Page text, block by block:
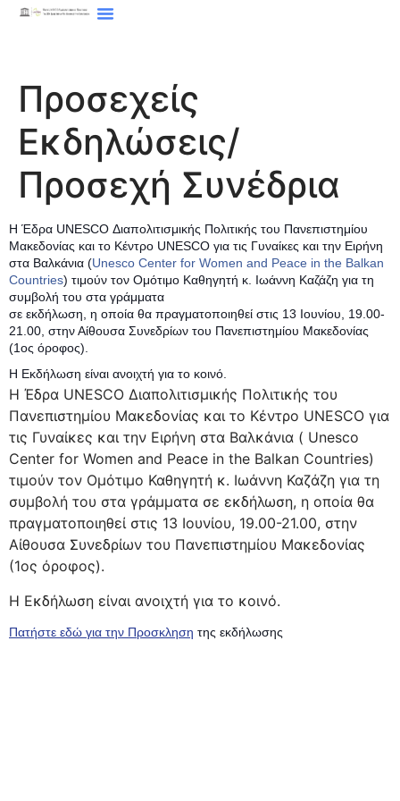
Προσεχείς
Εκδηλώσεις/
Προσεχή Συνέδρια
Η Έδρα UNESCO Διαπολιτισμικής Πολιτικής του Πανεπιστημίου
Μακεδονίας και το Κέντρο UNESCO για τις Γυναίκες και την Ειρήνη
στα Βαλκάνια (Unesco Center for Women and Peace in the Balkan
Countries) τιμούν τον Ομότιμο Καθηγητή κ. Ιωάννη Καζάζη για τη
συμβολή του στα γράμματα
σε εκδήλωση, η οποία θα πραγματοποιηθεί στις 13 Ιουνίου, 19.00-
21.00, στην Αίθουσα Συνεδρίων του Πανεπιστημίου Μακεδονίας
(1ος όροφος).
H Εκδήλωση είναι ανοιχτή για το κοινό.
Η Έδρα UNESCO Διαπολιτισμικής Πολιτικής του
Πανεπιστημίου Μακεδονίας και το Κέντρο UNESCO για
τις Γυναίκες και την Ειρήνη στα Βαλκάνια ( Unesco
Center for Women and Peace in the Balkan Countries)
τιμούν τον Ομότιμο Καθηγητή κ. Ιωάννη Καζάζη για τη
συμβολή του στα γράμματα σε εκδήλωση, η οποία θα
πραγματοποιηθεί στις 13 Ιουνίου, 19.00-21.00, στην
Αίθουσα Συνεδρίων του Πανεπιστημίου Μακεδονίας
(1ος όροφος).
H Εκδήλωση είναι ανοιχτή για το κοινό.
Πατήστε εδώ για την Προσκληση της εκδήλωσης